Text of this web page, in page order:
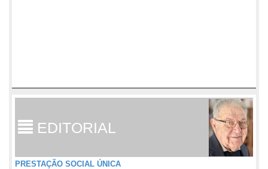
EDITORIAL
PRESTAÇÃO SOCIAL ÚNICA